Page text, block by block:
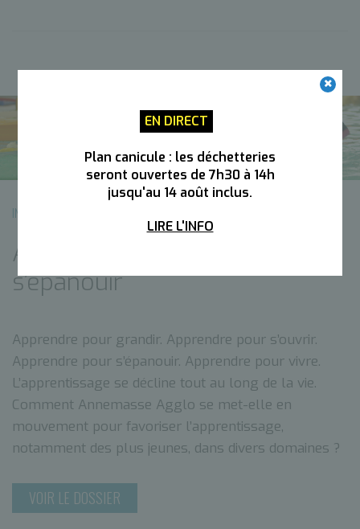
EN DIRECT
Plan canicule : les déchetteries
seront ouvertes de 7h30 à 14h
jusqu'au 14 août inclus.
LIRE L'INFO
INFOS ET LOISIRS
Apprendre, pour grandir et
s’épanouir
Apprendre pour grandir. Apprendre pour s’ouvrir.
Apprendre pour s’épanouir. Apprendre pour vivre.
L’apprentissage se décline tout au long de la vie.
Comment Annemasse Agglo se met-elle en
mouvement pour favoriser l’apprentissage,
notamment des plus jeunes, dans divers domaines ?
VOIR LE DOSSIER